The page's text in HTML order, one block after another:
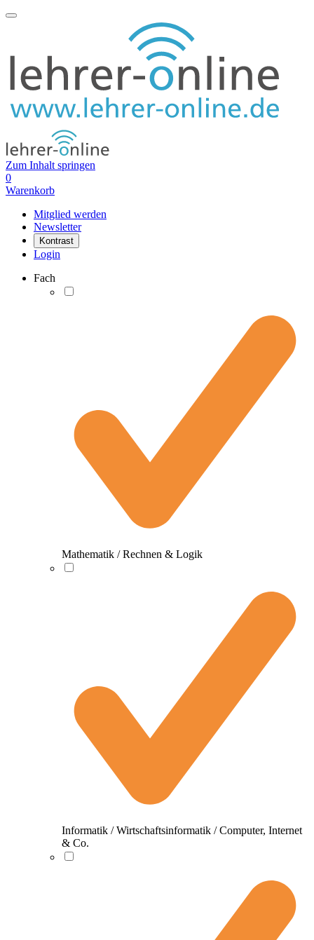
Zum Inhalt springen
0
Warenkorb
Mitglied werden
Newsletter
Kontrast
Login
Fach
Mathematik / Rechnen & Logik
Informatik / Wirtschaftsinformatik / Computer, Internet
& Co.